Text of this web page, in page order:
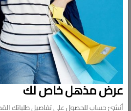
التنظيف والعناية بالمنزل
عرض مذهل خاص لك
أنشئ حساب للحصول على تفاصيل طلباتك